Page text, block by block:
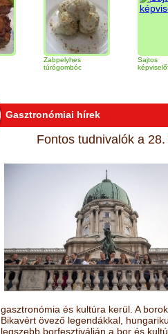
Zabpelyhes
túrógombóc
képviselőfánk
Gasztronómiai hírek
Fontos tudnivalók a
gasztronómia és kultúra kerül. A
Bikavért övező legendákkal,
legszebb borfesztiválján a bor és